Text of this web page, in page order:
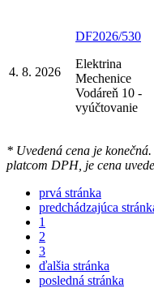
4. 8. 2026
DF2026/530
Elektrina
Mechenice
Vodáreň 10 -
vyúčtovanie
* Uvedená cena je
platcom DPH, je cena
prvá stránka
predchádzajúca
1
2
3
ďalšia stránka
posledná stránka